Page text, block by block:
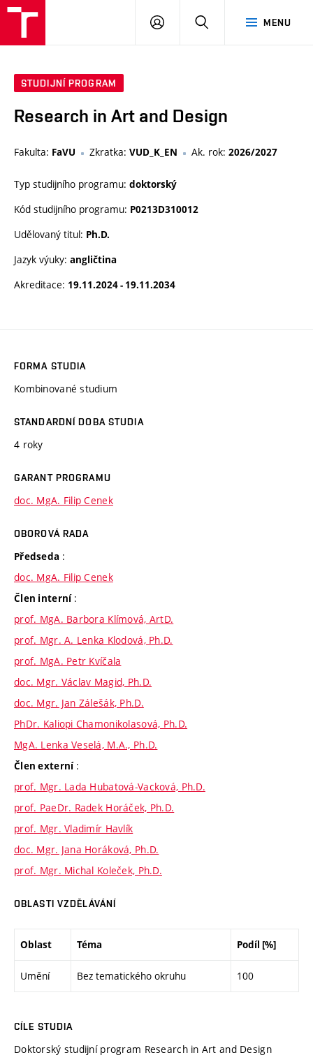
MENU
PŘIHLÁSIT
STUDIJNÍ PROGRAM
Research in Art and Design
Fakulta: FaVU Zkratka: VUD_K_EN Ak. rok: 2026/2027
Typ studijního programu: doktorský
Kód studijního programu: P0213D310012
Udělovaný titul: Ph.D.
Jazyk výuky: angličtina
Akreditace: 19.11.2024 - 19.11.2034
FORMA STUDIA
Kombinované studium
STANDARDNÍ DOBA STUDIA
4 roky
GARANT PROGRAMU
doc. MgA. Filip Cenek
OBOROVÁ RADA
Předseda :
doc. MgA. Filip Cenek
Člen interní :
prof. MgA. Barbora Klímová, ArtD.
prof. Mgr. A. Lenka Klodová, Ph.D.
prof. MgA. Petr Kvíčala
doc. Mgr. Václav Magid, Ph.D.
doc. Mgr. Jan Zálešák, Ph.D.
PhDr. Kaliopi Chamonikolasová, Ph.D.
MgA. Lenka Veselá, M.A., Ph.D.
Člen externí :
prof. Mgr. Lada Hubatová-Vacková, Ph.D.
prof. PaeDr. Radek Horáček, Ph.D.
prof. Mgr. Vladimír Havlík
doc. Mgr. Jana Horáková, Ph.D.
prof. Mgr. Michal Koleček, Ph.D.
OBLASTI VZDĚLÁVÁNÍ
Oblast Téma Podíl [%]
Umění Bez tematického okruhu 100
CÍLE STUDIA
Doktorský studijní program Research in Art and Design